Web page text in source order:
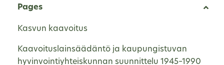
Pages
Kasvun kaavoitus
Kaavoituslainsäädäntö ja kaupungistuvan
hyvinvointiyhteiskunnan suunnittelu 1945–1990